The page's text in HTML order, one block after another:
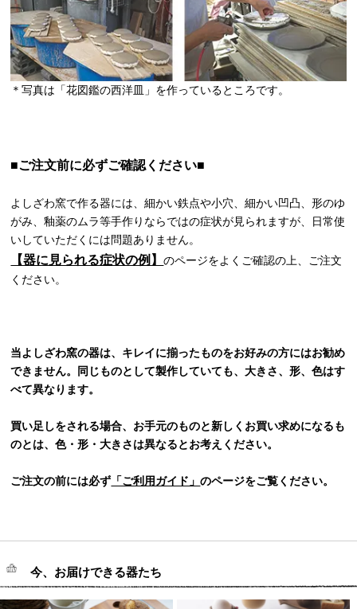
＊写真は「花図鑑の西洋皿」を作っているところです。
■ご注文前に必ずご確認ください■
よしざわ窯で作る器には、細かい鉄点や小穴、細かい凹凸、形のゆ
がみ、釉薬のムラ等手作りならではの症状が見られますが、日常使
いしていただくには問題ありません。
【器に見られる症状の例】のページをよくご確認の上、ご注文
ください。
当よしざわ窯の器は、キレイに揃ったものをお好みの方にはお勧め
できません。同じものとして製作していても、大きさ、形、色はす
べて異なります。
買い足しをされる場合、お手元のものと新しくお買い求めになるも
のとは、色・形・大きさは異なるとお考えください。
ご注文の前には必ず 「ご利用ガイド」のページをご覧ください。
今、お届けできる器たち